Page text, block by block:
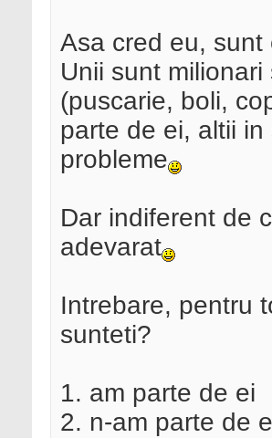
Asa cred eu,
Unii sunt
(puscarie, boli,
parte de ei, altii
probleme
Dar indiferent de
adevarat
Intrebare, pentru
sunteti?
1. am parte de ei
2. n-am parte de